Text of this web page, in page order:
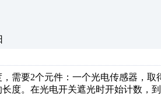
需要2个元件：一个光电传感器，
度。在光电开关遮光时开始计数，